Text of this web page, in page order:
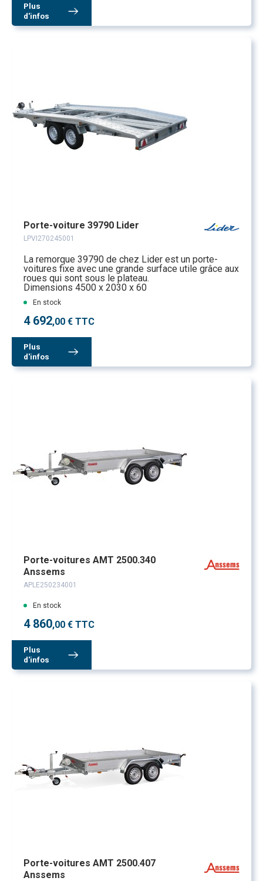
Plus
d'infos
Porte-voiture 39790 Lider
LPVI270245001
La remorque 39790 de chez Lider est un porte-
voitures fixe avec une grande surface utile grâce aux
roues qui sont sous le plateau.
Dimensions 4500 x 2030 x 60
En stock
4 692,00 € TTC
Plus
d'infos
Porte-voitures AMT 2500.340
Anssems
APLE250234001
En stock
4 860,00 € TTC
Plus
d'infos
Porte-voitures AMT 2500.407
Anssems